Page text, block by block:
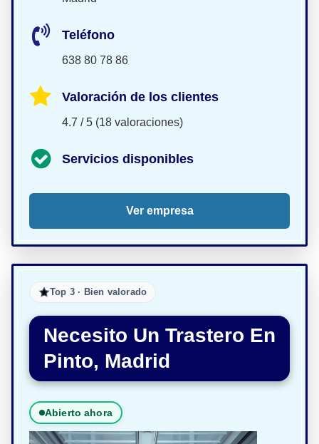
Teléfono
638 80 78 86
Valoración de los clientes
4.7 / 5 (18 valoraciones)
Servicios disponibles
Ver empresa
Top 3 · Bien valorado
Necesito Un Trastero En
Pinto, Madrid
Abierto ahora